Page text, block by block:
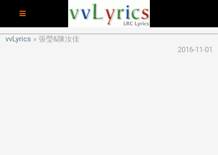
vvLyrics
張瑩&陳汝佳
2016-11-01